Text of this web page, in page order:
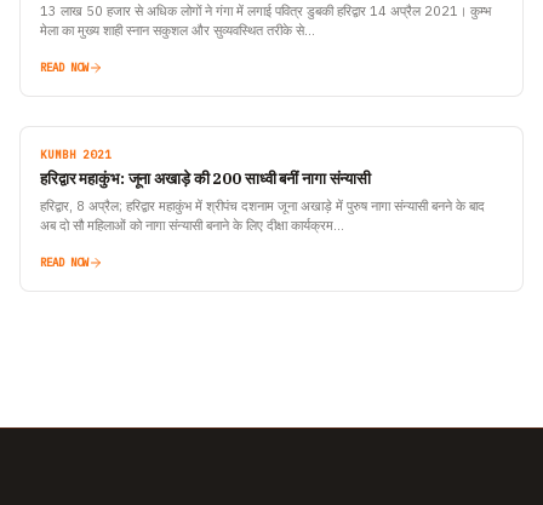
13 लाख 50 हजार से अधिक लोगों ने गंगा में लगाई पवित्र डुबकी हरिद्वार 14 अप्रैल 2021। कुम्भ
मेला का मुख्य शाही स्नान सकुशल और सुव्यवस्थित तरीके से…
READ NOW
KUMBH 2021
हरिद्वार महाकुंभ: जूना अखाड़े की 200 साध्वी बनीं नागा संन्यासी
हरिद्वार, 8 अप्रैल; हरिद्वार महाकुंभ में श्रीपंच दशनाम जूना अखाड़े में पुरुष नागा संन्यासी बनने के बाद
अब दो सौ महिलाओं को नागा संन्यासी बनाने के लिए दीक्षा कार्यक्रम…
READ NOW